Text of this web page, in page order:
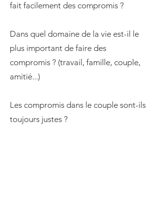
fait facilement des compromis ?
Dans quel domaine de la vie est-il le
plus important de faire des
compromis ? (travail, famille, couple,
amitié...)
Les compromis dans le couple sont-ils
toujours justes ?